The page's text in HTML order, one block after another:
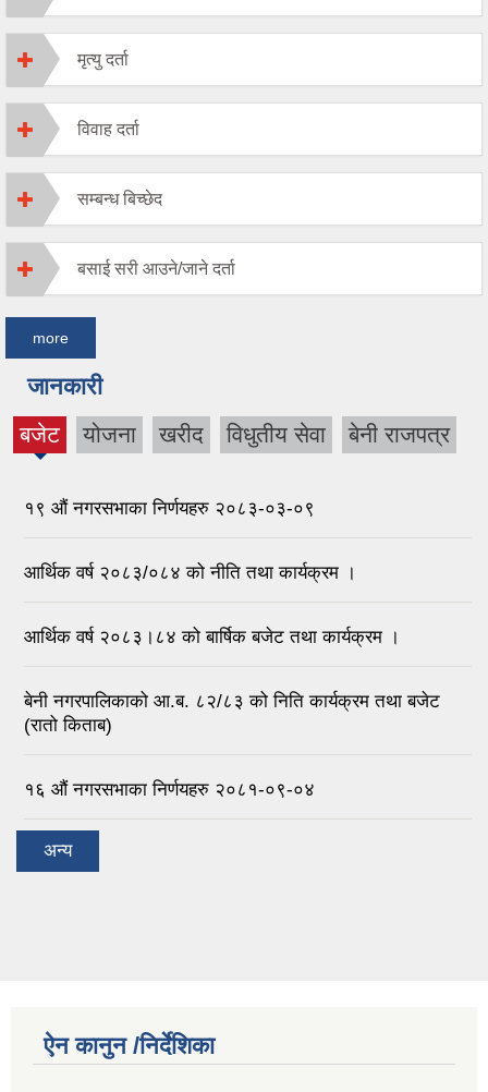
मृत्यु दर्ता
विवाह दर्ता
सम्बन्ध बिच्छेद
बसाई सरी आउने/जाने दर्ता
more
जानकारी
बजेट
(active
योजना खरीद विधुतीय सेवा बेनी राजपत्र
१९ औं नगरसभाका निर्णयहरु २०८३-०३-०९
आर्थिक वर्ष २०८३/०८४ को नीति तथा कार्यक्रम ।
आर्थिक वर्ष २०८३।८४ को बार्षिक बजेट तथा कार्यक्रम ।
बेनी नगरपालिकाको आ.ब. ८२/८३ को निति कार्यक्रम तथा बजेट
(रातो किताब)
१६ औं नगरसभाका निर्णयहरु २०८१-०९-०४
अन्य
ऐन कानुन /निर्देशिका